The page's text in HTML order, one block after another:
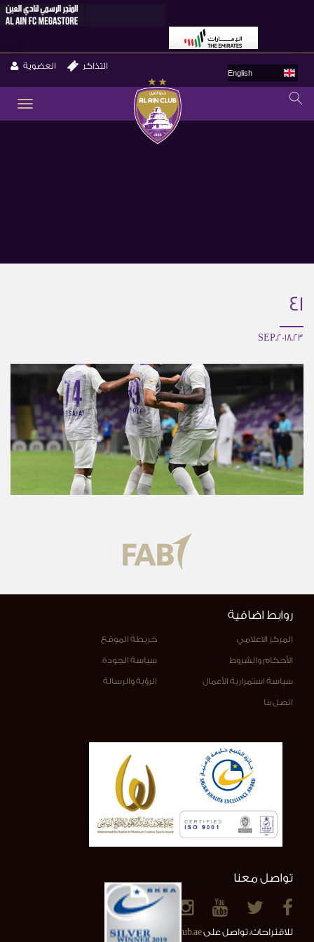
English
التذاكر العضوية
41
23.SEP.2018
روابط اضافية
المركز الاعلامي خريطة الموقع
الأحكام والشروط سياسة الجودة
سياسة استمرارية الأعمال الرؤية والرسالة
اتصل بنا
تواصل معنا
للاقتراحات، تواصل علىinfo@alainclub.ae